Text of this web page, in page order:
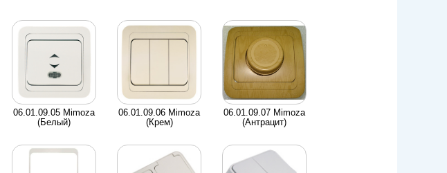
06.01.09.05 Mimoza
(Белый)
06.01.09.06 Mimoza
(Крем)
06.01.09.07 Mimoza
(Антрацит)